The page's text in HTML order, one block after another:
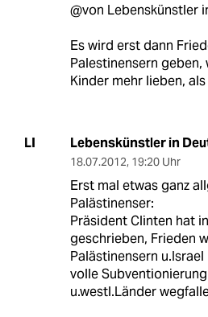
@von Lebenskünstler
Es wird erst dann
Palestinensern
Kinder mehr lieben,
LI Lebenskünstler in
18.07.2012, 19:20 Uhr
Erst mal etwas ganz
Palästinenser:
Präsident Clinten hat
geschrieben, Frieden
Palästinensern
volle
u.westl.Länder